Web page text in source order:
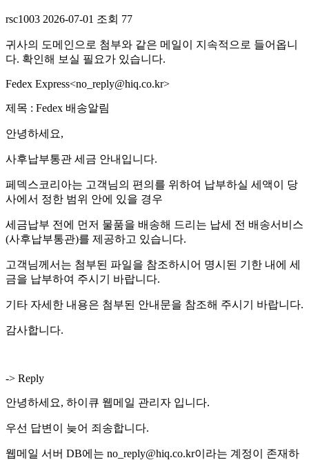
rsc1003 2026-07-01 조회 77
귀사의 도메인으로 첨부와 같은 메일이 지속적으로 들어옵니
다. 확인해 보실 필요가 있습니다.
Fedex Express<no_reply@hiq.co.kr>
제목 : Fedex 배송알림
안녕하세요,
사후납부통관 세금 안내입니다.
페덱스코리아는 고객님의 편의를 위하여 납부하실 세액이 당
사에서 정한 범위 안에 있을 경우
세금납부 전에 먼저 물품을 배송해 드리는 납세 전 배송서비스
(사후납부통관)를 제공하고 있습니다.
고객님께서는 첨부된 파일을 참조하시어 명시된 기한 내에 세
금을 납부하여 주시기 바랍니다.
기타 자세한 내용은 첨부된 안내문을 참조해 주시기 바랍니다.
감사합니다.
-> Reply
안녕하세요, 하이큐 웹메일 관리자 입니다.
우선 답변이 늦어 죄송합니다.
웹메일 서버 DB에는 no_reply@hiq.co.kr이라는 계정이 존재하